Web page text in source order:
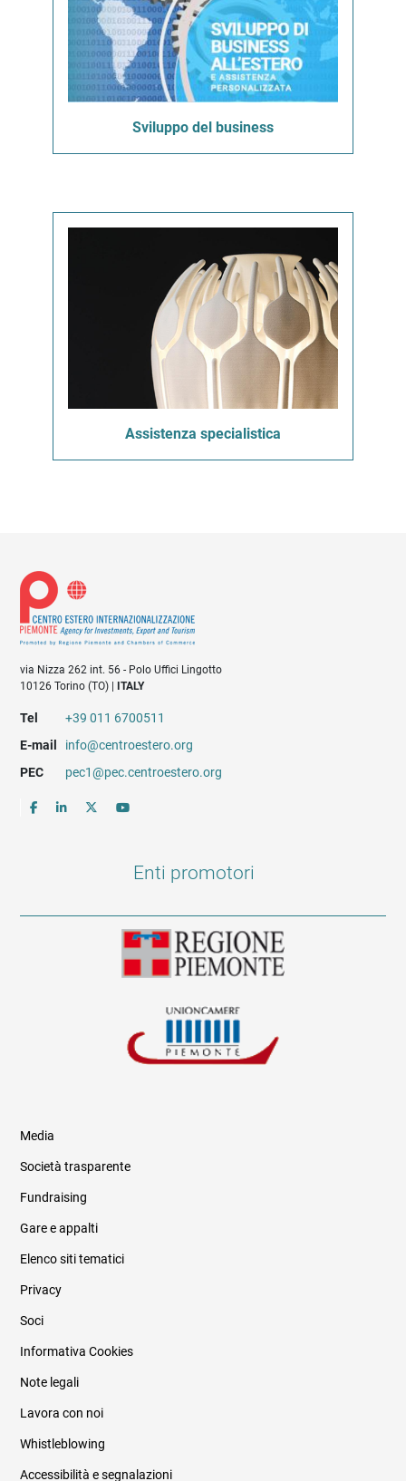
Sviluppo del business
Assistenza specialistica
via Nizza 262 int. 56 - Polo Uffici Lingotto
10126 Torino (TO) |
ITALY
Tel
+39 011 6700511
E-mail
info@centroestero.org
PEC
pec1@pec.centroestero.org
Enti promotori
Informazioni legali e trasparenza
Media
Società trasparente
Fundraising
Gare e appalti
Elenco siti tematici
Privacy
Soci
Informativa Cookies
Note legali
Lavora con noi
Whistleblowing
Accessibilità e segnalazioni